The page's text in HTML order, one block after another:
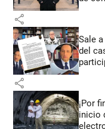
share
Sale
del
share
¡Por
inicio